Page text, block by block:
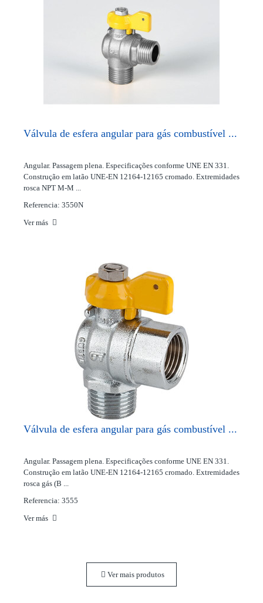
Válvula de esfera angular para gás combustível ...
Angular. Passagem plena. Especificações conforme UNE EN 331.
Construção em latão UNE-EN 12164-12165 cromado. Extremidades
rosca NPT M-M ...
Referencia: 3550N
Ver más
Válvula de esfera angular para gás combustível ...
Angular. Passagem plena. Especificações conforme UNE EN 331.
Construção em latão UNE-EN 12164-12165 cromado. Extremidades
rosca gás (B ...
Referencia: 3555
Ver más
Ver mais produtos